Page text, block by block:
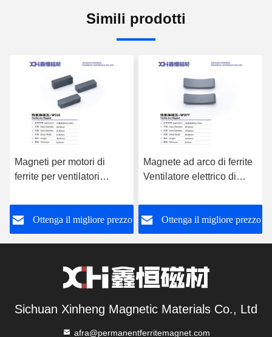
Simili prodotti
Magneti per motori di
ferrite per ventilatori
Ottenga il migliore prezzo
Magnete ad arco di ferrite
Ventilatore elettrico di
permanente W077
Ottenga il migliore prezzo
Sichuan Xinheng Magnetic Materials Co., Ltd
afra@permanentferritemagnet.com